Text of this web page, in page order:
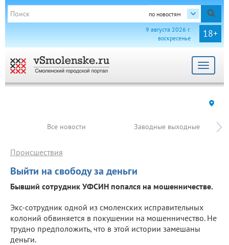
по новостям
18+
9 августа 2026 г.
воскресенье
Toggle
Все новости Заводные выходные
Выйти на свободу за деньги
Происшествия
Бывший сотрудник УФСИН попался на мошенничестве.
Экс-сотрудник одной из смоленских исправительных
колоний обвиняется в покушении на мошенничество. Не
трудно предположить, что в этой истории замешаны
деньги.